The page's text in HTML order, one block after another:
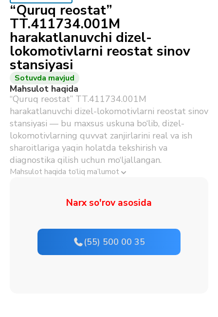
“Quruq reostat”
TT.411734.001M
harakatlanuvchi dizel-
lokomotivlarni reostat sinov
stansiyasi
Sotuvda mavjud
Mahsulot haqida
“Quruq reostat” TT.411734.001M
harakatlanuvchi dizel-lokomotivlarni reostat sinov
stansiyasi — bu maxsus uskuna bo‘lib, dizel-
lokomotivlarning quvvat zanjirlarini real va ish
sharoitlariga yaqin holatda tekshirish va
diagnostika qilish uchun mo‘ljallangan.
Mahsulot haqida to‘liq ma’lumot
Narx so'rov asosida
(55) 500 00 35